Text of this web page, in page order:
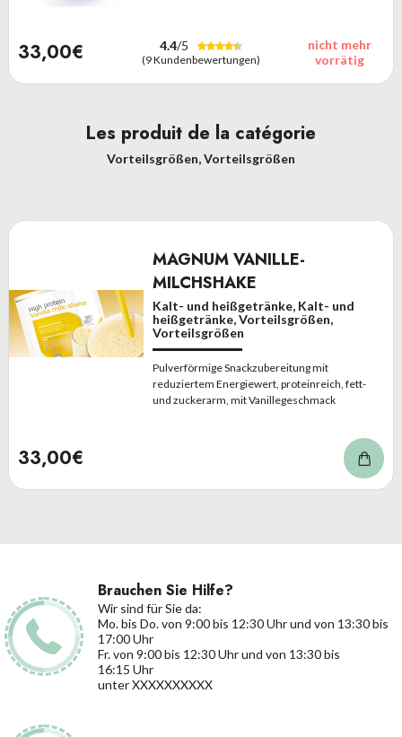
33,00€ 4.4/5
(9 Kundenbewertungen)
nicht mehr
vorrätig
Les produit de la catégorie
Vorteilsgrößen, Vorteilsgrößen
MAGNUM VANILLE-
MILCHSHAKE
Kalt- und heißgetränke, Kalt- und
heißgetränke, Vorteilsgrößen,
Vorteilsgrößen
Pulverförmige Snackzubereitung mit
reduziertem Energiewert, proteinreich, fett-
und zuckerarm, mit Vanillegeschmack
33,00€
Brauchen Sie Hilfe?
Wir sind für Sie da:
Mo. bis Do. von 9:00 bis 12:30 Uhr und von 13:30 bis
17:00 Uhr
Fr. von 9:00 bis 12:30 Uhr und von 13:30 bis
16:15 Uhr
unter XXXXXXXXXX